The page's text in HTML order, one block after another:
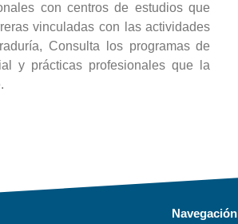
con centros de estudios que
vinculadas con las actividades
Consulta los programas de
y prácticas profesionales que la
Navegación